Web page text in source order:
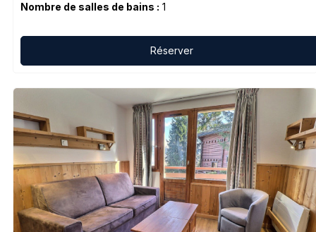
Nombre de salles de bains : 1
Réserver